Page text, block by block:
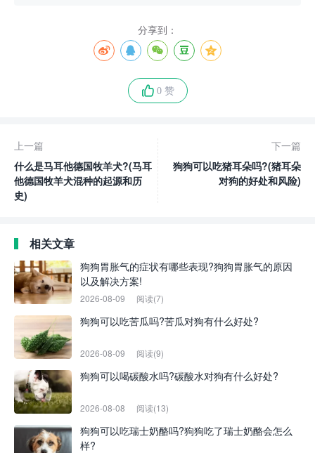
分享到：
0 赞
上一篇
什么是马耳他德国牧羊犬?(马耳
他德国牧羊犬混种的起源和历
史)
下一篇
狗狗可以吃猪耳朵吗?(猪耳朵
对狗的好处和风险)
相关文章
狗狗胃胀气的症状有哪些表现?狗狗胃胀气的原因
以及解决方案!
2026-08-09 阅读(7)
狗狗可以吃苦瓜吗?苦瓜对狗有什么好处?
2026-08-09 阅读(9)
狗狗可以喝碳酸水吗?碳酸水对狗有什么好处?
2026-08-08 阅读(13)
狗狗可以吃瑞士奶酪吗?狗狗吃了瑞士奶酪会怎么
样?